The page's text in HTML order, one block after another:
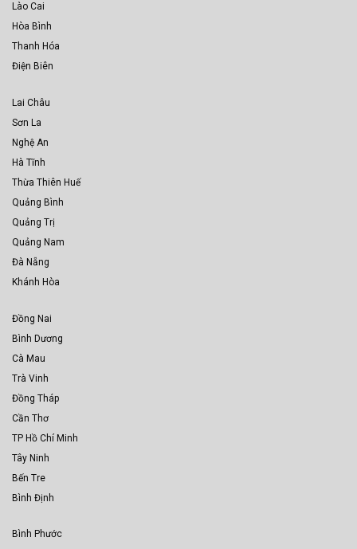
Lào Cai
Hòa Bình
Thanh Hóa
Điện Biên
Lai Châu
Sơn La
Nghệ An
Hà Tĩnh
Thừa Thiên Huế
Quảng Bình
Quảng Trị
Quảng Nam
Đà Nẵng
Khánh Hòa
Đồng Nai
Bình Dương
Cà Mau
Trà Vinh
Đồng Tháp
Cần Thơ
TP Hồ Chí Minh
Tây Ninh
Bến Tre
Bình Định
Bình Phước